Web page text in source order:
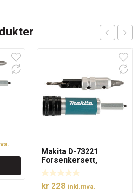
Makita D-73221
Forsenkersett,
No.10(M3), 3,2mm, PH2
kr 228 inkl.mva.